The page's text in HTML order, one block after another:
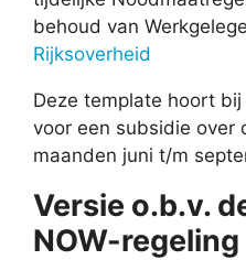
behoud van
Rijksoverheid
Deze template hoort bij
voor een subsidie over
maanden juni t/m
Versie o.b.v.
NOW-